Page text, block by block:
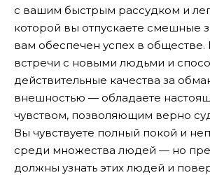
с вашим быстрым рассудком и
которой вы отпускаете смешные
вам обеспечен успех в
встречи с новыми людьми и
действительные качества за
внешностью — обладаете
чувством, позволяющим верно
Вы чувствуете полный покой и
среди множества людей — но
должны узнать этих людей и